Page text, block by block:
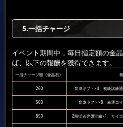
5.一括チャージ
イベント期間中，毎日指定額の金
ば、以下の報酬を獲得できます。
一括チャージ額（金晶石）
260 育成ギフト×4、初級試練
500 育成ギフト×8、幸運コ
850 2段従者専属宝箱×1、サイ